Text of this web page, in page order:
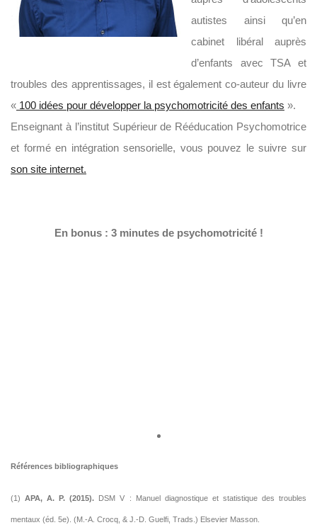
autistes ainsi qu’en
cabinet libéral auprès
d’enfants avec TSA et
troubles des apprentissages, il est également co-auteur du livre
« 100 idées pour développer la psychomotricité des enfants ».
Enseignant à l’institut Supérieur de Rééducation Psychomotrice
et formé en intégration sensorielle, vous pouvez le suivre sur
son site internet.
En bonus : 3 minutes de psychomotricité !
Références bibliographiques
(1)APA, A. P. (2015). DSM V : Manuel diagnostique et statistique des troubles
mentaux (éd. 5e). (M.-A. Crocq, & J.-D. Guelfi, Trads.) Elsevier Masson.